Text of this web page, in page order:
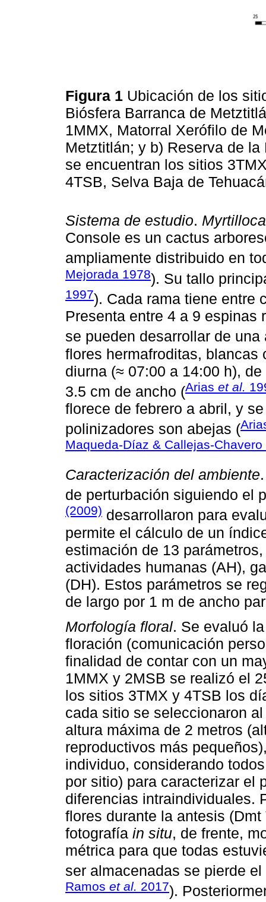
Figura 1 Ubicación de los
Biósfera Barranca de
1MMX, Matorral Xerófilo de
Metztitlán; y b) Reserva de
se encuentran los sitios
4TSB, Selva Baja de
Sistema de estudio.
Console es un cactus
ampliamente distribuido en
Mejorada 1978). Su tallo
1997). Cada rama tiene entre
Presenta entre 4 a 9 espinas
se pueden desarrollar de una
flores hermafroditas, blancas
diurna (≈ 07:00 a 14:00 h),
3.5 cm de ancho (Arias et al.
florece de febrero a abril, y
polinizadores son abejas (
Maqueda-Díaz & Callejas-Chavero
Caracterización del ambiente
de perturbación siguiendo el
(2009) desarrollaron para
permite el cálculo de un
estimación de 13
actividades humanas (AH),
(DH). Estos parámetros se
de largo por 1 m de ancho
Morfología floral. Se evaluó
floración (comunicación
finalidad de contar con un
1MMX y 2MSB se realizó el
los sitios 3TMX y 4TSB los
cada sitio se seleccionaron
altura máxima de 2 metros
reproductivos más
individuo, considerando
por sitio) para caracterizar el
diferencias intraindividuales.
flores durante la antesis
fotografía in situ, de frente,
métrica para que todas
ser almacenadas se pierde
Ramos et al. 2017).